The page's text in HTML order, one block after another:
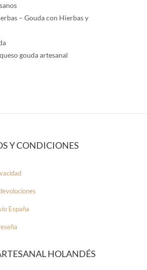
– Gouda con Hierbas y
gouda artesanal
Y CONDICIONES
España
HOLANDÉS